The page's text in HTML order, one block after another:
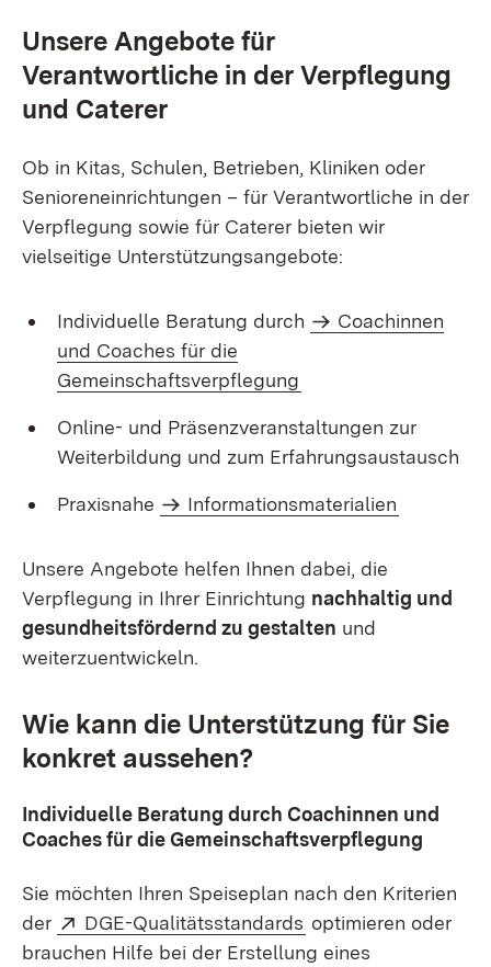
Unsere Angebote für
Verantwortliche in der Verpflegung
und Caterer
Ob in Kitas, Schulen, Betrieben, Kliniken oder
Senioreneinrichtungen – für Verantwortliche in der
Verpflegung sowie für Caterer bieten wir
vielseitige Unterstützungsangebote:
Individuelle Beratung durch
Coachinnen
und Coaches für die
Gemeinschaftsverpflegung
Online- und Präsenzveranstaltungen zur
Weiterbildung und zum Erfahrungsaustausch
Praxisnahe Informationsmaterialien
Unsere Angebote helfen Ihnen dabei, die
Verpflegung in Ihrer Einrichtung nachhaltig und
gesundheitsfördernd zu gestalten und
weiterzuentwickeln.
Wie kann die Unterstützung für Sie
konkret aussehen?
Individuelle Beratung durch Coachinnen und
Coaches für die Gemeinschaftsverpflegung
Sie möchten Ihren Speiseplan nach den Kriterien
der
Extern:
DGE-Qualitätsstandards (Öffnet in neuem
optimieren oder
brauchen Hilfe bei der Erstellung eines